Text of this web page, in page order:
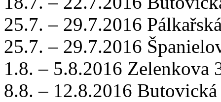
25.7. – 29.7.2016
25.7. – 29.7.2016
1.8. – 5.8.2016 Zelenkova
8.8. – 12.8.2016 Butovická